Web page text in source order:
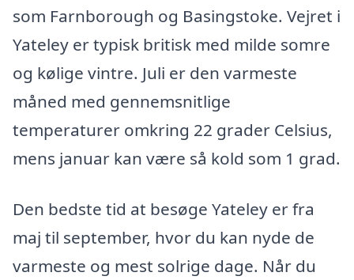
som Farnborough og Basingstoke. Vejret i
Yateley er typisk britisk med milde somre
og kølige vintre. Juli er den varmeste
måned med gennemsnitlige
temperaturer omkring 22 grader Celsius,
mens januar kan være så kold som 1 grad.
Den bedste tid at besøge Yateley er fra
maj til september, hvor du kan nyde de
varmeste og mest solrige dage. Når du